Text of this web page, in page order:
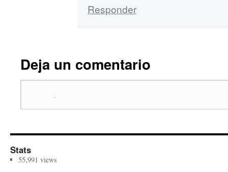
Responder
Deja un comentario
Stats
55,991 views